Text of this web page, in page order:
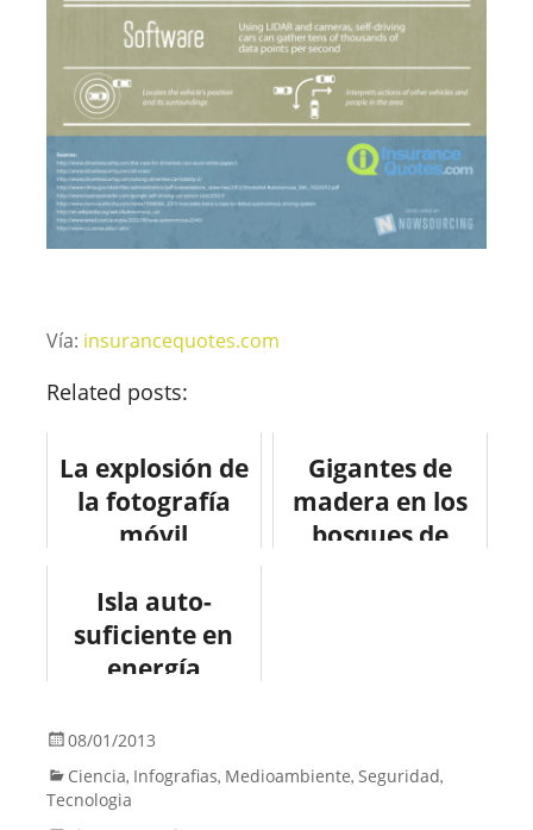
Vía: insurancequotes.com
Related posts:
La explosión de
la fotografía
móvil
#infographic
#internet
Gigantes de
madera en los
bosques de
Isla auto-
suficiente en
energía
#medioambient
e
08/01/2013
Ciencia, Infografias, Medioambiente, Seguridad,
Tecnologia